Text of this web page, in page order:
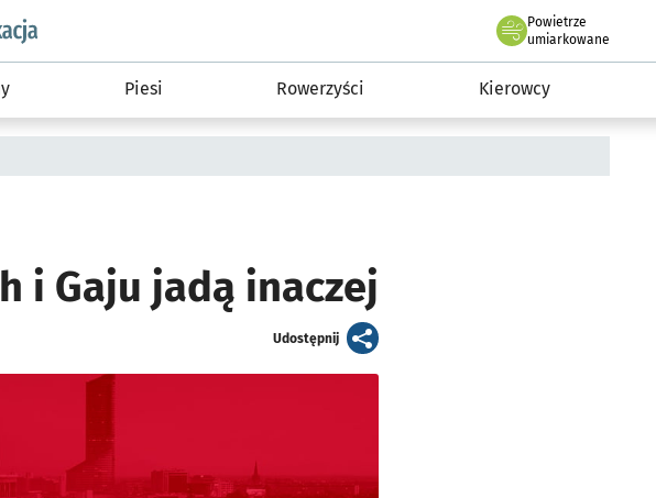
podserwis: Komunikacja
Powietrze
we Wrocławiu
umiarkowane
Piesi Rowerzyści Kierowcy
i Gaju jadą inaczej
Udostępnijartykuł